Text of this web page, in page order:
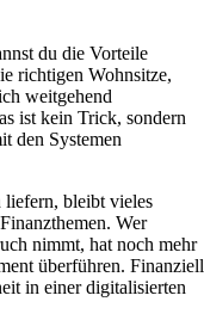
du die Vorteile
richtigen Wohnsitze,
weitgehend
ist kein Trick, sondern
den Systemen
liefern, bleibt vieles
Wer
nimmt, hat noch mehr
überführen.
in einer digitalisierten